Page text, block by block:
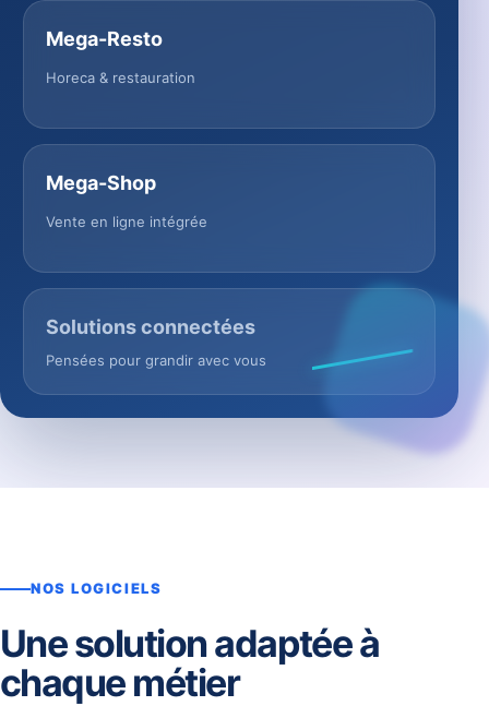
Mega-Resto
Horeca & restauration
Mega-Shop
Vente en ligne intégrée
Solutions connectées
Pensées pour grandir avec vous
NOS LOGICIELS
Une solution adaptée à
chaque métier